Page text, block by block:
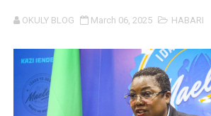
HABARI ZILIZOPEWA UZITO WA
FCC YAIMARISHA ELIMU YA
Prof. Kabudi ahimiza matumizi ya
OKULY BLOG March 06, 2025 HABARI